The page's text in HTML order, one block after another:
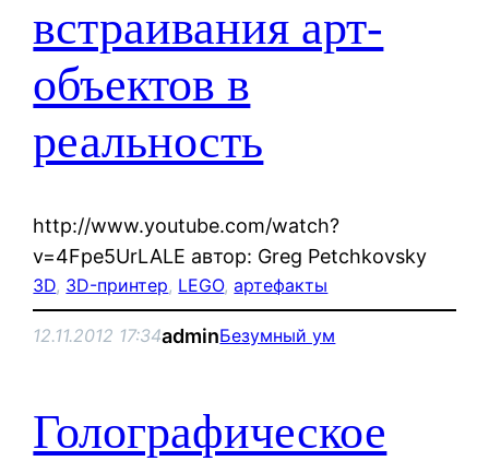
встраивания арт-
объектов в
реальность
http://www.youtube.com/watch?
v=4Fpe5UrLALE автор: Greg Petchkovsky
3D, 3D-принтер, LEGO, артефакты
12.11.2012 17:34adminБезумный ум
Голографическое